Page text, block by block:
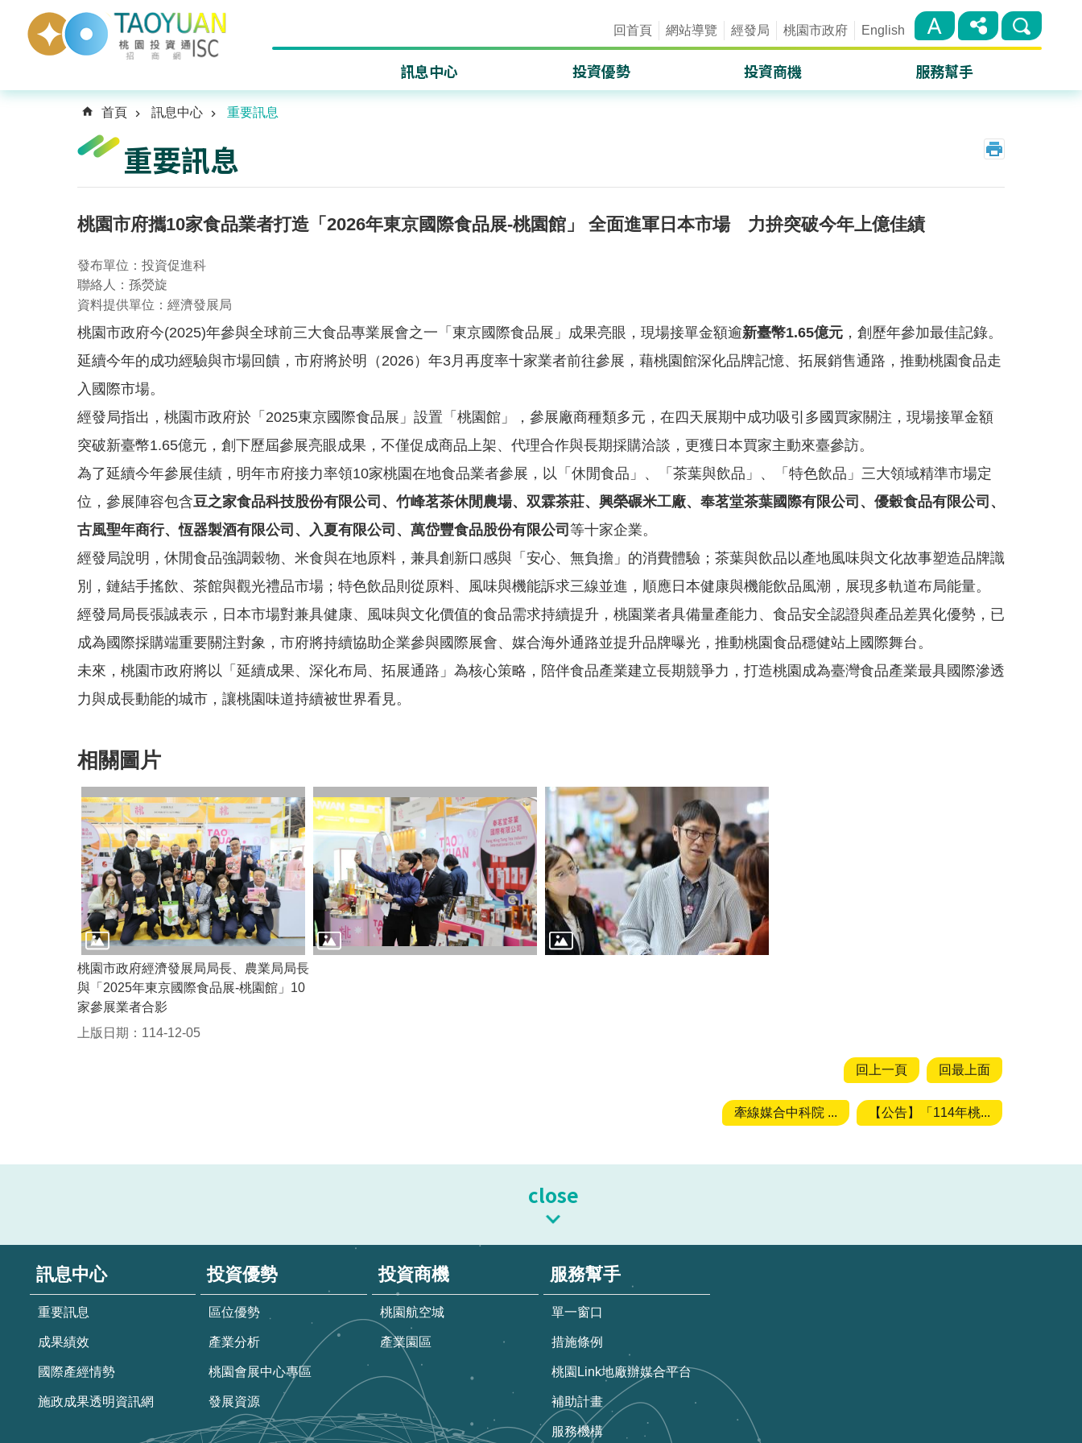
回首頁 網站導覽 經發局 桃園市政府 English
訊息中心
施政成果透明資訊網
投資優勢
發展資源
投資商機 服務幫手
補助計畫
首頁 訊息中心 重要訊息
重要訊息
桃園市府攜10家食品業者打造「2026年東京國際食品展-桃園館」 全面進軍日本市場 力拚突破今年上億佳績
發布單位：投資促進科
聯絡人：孫熒旋
資料提供單位：經濟發展局
桃園市政府今(2025)年參與全球前三大食品專業展會之一「東京國際食品展」成果亮眼，現場接單金額逾新臺幣1.65億元 ，創歷年參加最佳記錄。
延續今年的成功經驗與市場回饋，市府將於明（2026）年3月再度率十家業者前往參展，藉桃園館深化品牌記憶、拓展銷售通路，推動桃園食品走
入國際市場。
經發局指出，桃園市政府於「2025東京國際食品展」設置「桃園館」，參展廠商種類多元，在四天展期中成功吸引多國買家關注，現場接單金額
突破新臺幣1.65億元，創下歷屆參展亮眼成果，不僅促成商品上架、代理合作與長期採購洽談，更獲日本買家主動來臺參訪。
為了延續今年參展佳績，明年市府接力率領10家桃園在地食品業者參展，以「休閒食品」、「茶葉與飲品」、「特色飲品」三大領域精準市場定
位，參展陣容包含豆之家食品科技股份有限公司、竹峰茗茶休閒農場、双霖茶莊、興榮碾米工廠、奉茗堂茶葉國際有限公司、優穀食品有限公司、
古風聖年商行、恆器製酒有限公司、入夏有限公司、萬岱豐食品股份有限公司 等十家企業。
經發局說明，休閒食品強調穀物、米食與在地原料，兼具創新口感與「安心、無負擔」的消費體驗；茶葉與飲品以產地風味與文化故事塑造品牌識
別，鏈結手搖飲、茶館與觀光禮品市場；特色飲品則從原料、風味與機能訴求三線並進，順應日本健康與機能飲品風潮，展現多軌道布局能量。
經發局局長張誠表示，日本市場對兼具健康、風味與文化價值的食品需求持續提升，桃園業者具備量產能力、食品安全認證與產品差異化優勢，已
成為國際採購端重要關注對象，市府將持續協助企業參與國際展會、媒合海外通路並提升品牌曝光，推動桃園食品穩健站上國際舞台。
未來，桃園市政府將以「延續成果、深化布局、拓展通路」為核心策略，陪伴食品產業建立長期競爭力，打造桃園成為臺灣食品產業最具國際滲透
力與成長動能的城市，讓桃園味道持續被世界看見。
相關圖片
桃園市政府經濟發展局局長、農業局局長
與「2025年東京國際食品展-桃園館」10
家參展業者合影
上版日期：114-12-05
回上一頁 回最上面
牽線媒合中科院 ... 【公告】「114年桃...
close
訊息中心
重要訊息
成果績效
國際產經情勢
施政成果透明資訊網
投資優勢
區位優勢
產業分析
桃園會展中心專區
發展資源
投資商機
桃園航空城
產業園區
服務幫手
單一窗口
措施條例
桃園Link地廠辦媒合平台
補助計畫
服務機構